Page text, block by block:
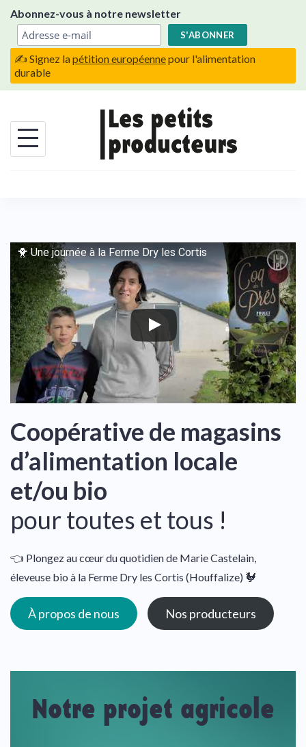
content
Abonnez-vous à notre newsletter
✍️ Signez lapétition européennepour l'alimentation
durable
🐥 Une journée à la Ferme Dry les Cortis
Coopérative de magasins
d’alimentation locale
et/ou bio
pour toutes et tous !
👈 Plongez au cœur du quotidien de Marie Castelain,
éleveuse bio à la Ferme Dry les Cortis (Houffalize) 🐓
À propos de nous Nos producteurs
Notre projet agricole